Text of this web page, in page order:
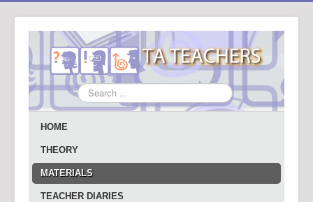
Search
...
HOME
THEORY
MATERIALS
TEACHER DIARIES